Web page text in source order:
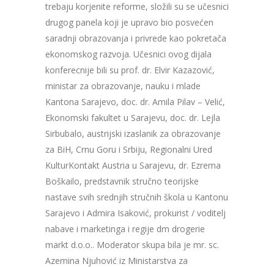
trebaju korjenite reforme, složili su se učesnici
drugog panela koji je upravo bio posvećen
saradnji obrazovanja i privrede kao pokretača
ekonomskog razvoja. Učesnici ovog dijala
konferecnije bili su prof. dr. Elvir Kazazović,
ministar za obrazovanje, nauku i mlade
Kantona Sarajevo, doc. dr. Amila Pilav – Velić,
Ekonomski fakultet u Sarajevu, doc. dr. Lejla
Sirbubalo, austrijski izaslanik za obrazovanje
za BiH, Crnu Goru i Srbiju, Regionalni Ured
KulturKontakt Austria u Sarajevu, dr. Ezrema
Boškailo, predstavnik stručno teorijske
nastave svih srednjih stručnih škola u Kantonu
Sarajevo i Admira Isaković, prokurist / voditelj
nabave i marketinga i regije dm drogerie
markt d.o.o.. Moderator skupa bila je mr. sc.
Azemina Njuhović iz Ministarstva za